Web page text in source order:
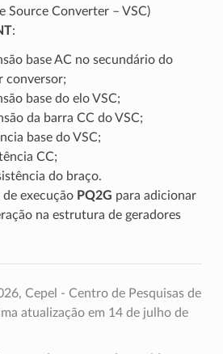
Source Converter – VSC)
:
base AC no secundário do
conversor;
base do elo VSC;
da barra CC do VSC;
base do VSC;
CC;
do braço.
execução PQ2G para adicionar
na estrutura de geradores
Cepel - Centro de Pesquisas de
atualização em 14 de julho de